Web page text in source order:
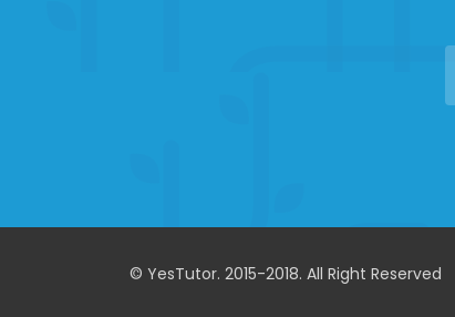
© YesTutor. 2015-2018. All Right Reserved